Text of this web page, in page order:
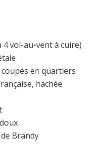
4 vol-au-vent à cuire)
en quartiers
hachée
Brandy